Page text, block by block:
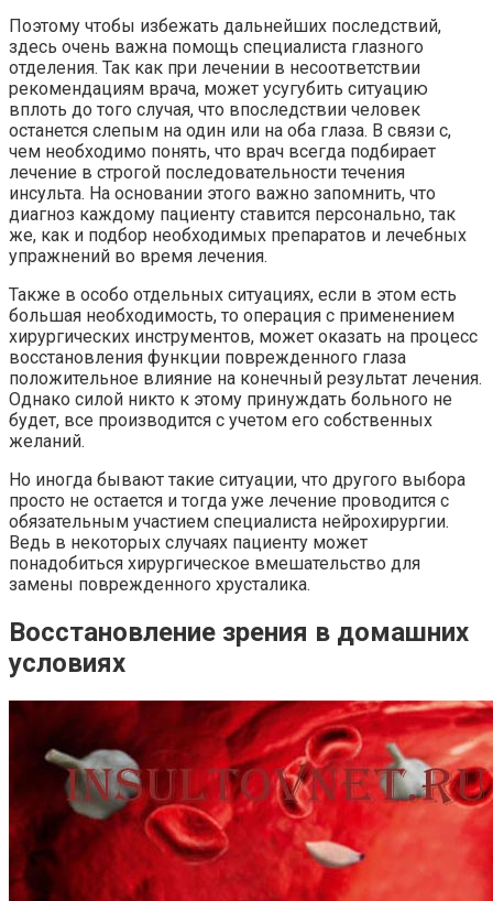
Поэтому чтобы избежать дальнейших последствий,
здесь очень важна помощь специалиста глазного
отделения. Так как при лечении в несоответствии
рекомендациям врача, может усугубить ситуацию
вплоть до того случая, что впоследствии человек
останется слепым на один или на оба глаза. В связи с,
чем необходимо понять, что врач всегда подбирает
лечение в строгой последовательности течения
инсульта. На основании этого важно запомнить, что
диагноз каждому пациенту ставится персонально, так
же, как и подбор необходимых препаратов и лечебных
упражнений во время лечения.
Также в особо отдельных ситуациях, если в этом есть
большая необходимость, то операция с применением
хирургических инструментов, может оказать на процесс
восстановления функции поврежденного глаза
положительное влияние на конечный результат лечения.
Однако силой никто к этому принуждать больного не
будет, все производится с учетом его собственных
желаний.
Но иногда бывают такие ситуации, что другого выбора
просто не остается и тогда уже лечение проводится с
обязательным участием специалиста нейрохирургии.
Ведь в некоторых случаях пациенту может
понадобиться хирургическое вмешательство для
замены поврежденного хрусталика.
Восстановление зрения в домашних
условиях